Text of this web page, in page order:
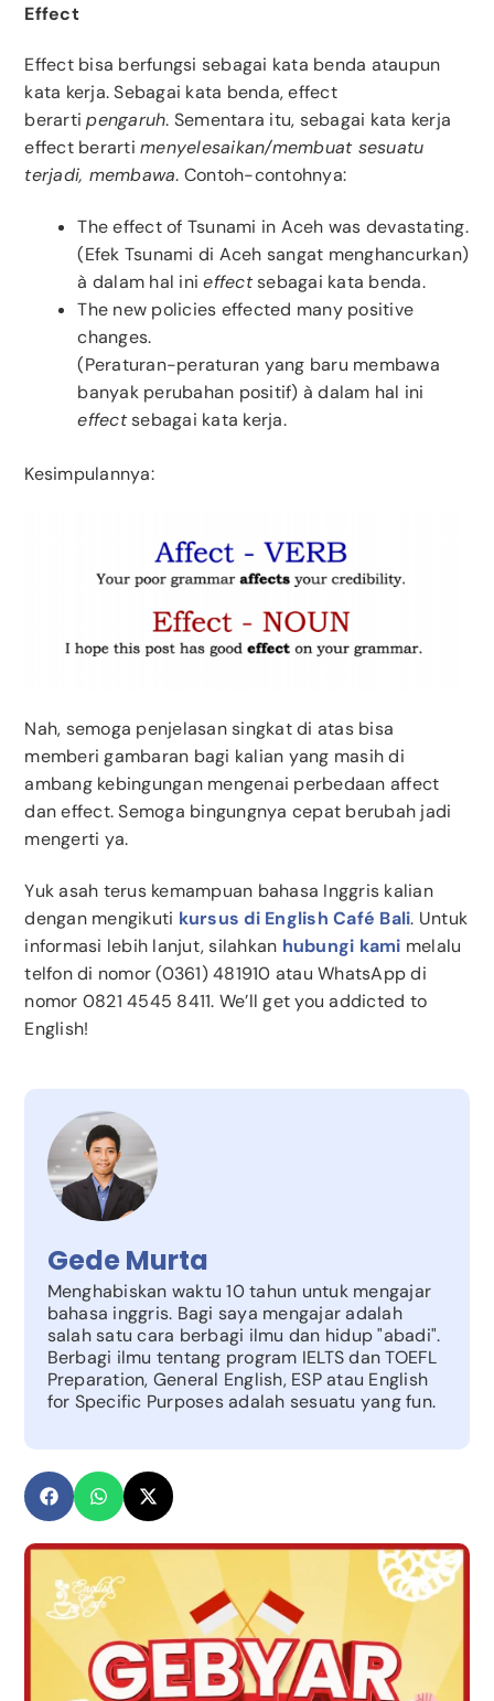
Effect
Effect bisa berfungsi sebagai kata benda ataupun
kata kerja. Sebagai kata benda, effect
berartipengaruh. Sementara itu, sebagai kata kerja
effect berartimenyelesaikan/membuat sesuatu
terjadi, membawa. Contoh-contohnya:
The effect of Tsunami in Aceh was devastating.
(Efek Tsunami di Aceh sangat menghancurkan)
à dalam hal inieffectsebagai kata benda.
The new policies effected many positive
changes.
(Peraturan-peraturan yang baru membawa
banyak perubahan positif) à dalam hal ini
effectsebagai kata kerja.
Kesimpulannya:
Nah, semoga penjelasan singkat di atas bisa
memberi gambaran bagi kalian yang masih di
ambang kebingungan mengenai perbedaan affect
dan effect. Semoga bingungnya cepat berubah jadi
mengerti ya.
Yuk asah terus kemampuan bahasa Inggris kalian
dengan mengikuti kursus di English Café Bali. Untuk
informasi lebih lanjut, silahkan hubungi kami melalu
telfon di nomor (0361) 481910 atau WhatsApp di
nomor 0821 4545 8411. We’ll get you addicted to
English!
Gede Murta
Menghabiskan waktu 10 tahun untuk mengajar
bahasa inggris. Bagi saya mengajar adalah
salah satu cara berbagi ilmu dan hidup "abadi".
Berbagi ilmu tentang program IELTS dan TOEFL
Preparation, General English, ESP atau English
for Specific Purposes adalah sesuatu yang fun.